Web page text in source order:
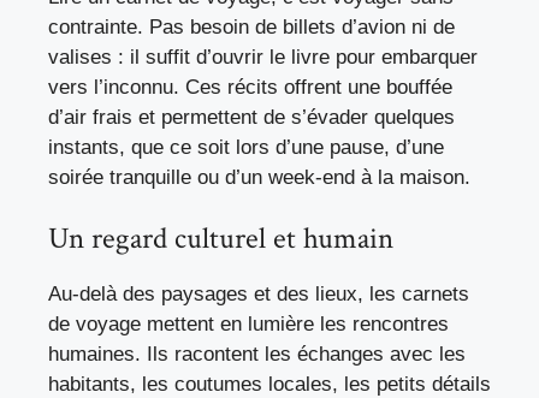
contrainte. Pas besoin de billets d’avion ni de
valises : il suffit d’ouvrir le livre pour embarquer
vers l’inconnu. Ces récits offrent une bouffée
d’air frais et permettent de s’évader quelques
instants, que ce soit lors d’une pause, d’une
soirée tranquille ou d’un week-end à la maison.
Un regard culturel et humain
Au-delà des paysages et des lieux, les carnets
de voyage mettent en lumière les rencontres
humaines. Ils racontent les échanges avec les
habitants, les coutumes locales, les petits détails